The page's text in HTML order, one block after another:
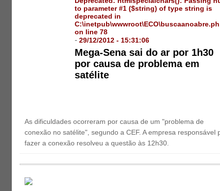
to parameter #1 ($string) of type string is
deprecated in
on line78
-29/12/2012 - 15:31:06
Mega-Sena sai do ar por 1h30
por causa de problema em
satélite
As dificuldades ocorreram por causa de um "problema de
conexão no satélite", segundo a CEF. A empresa responsável
fazer a conexão resolveu a questão às 12h30.